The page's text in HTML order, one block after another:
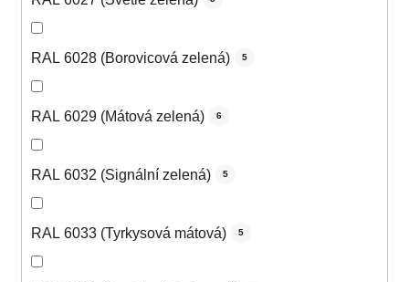
RAL 6028 (Borovicová zelená) 5
RAL 6029 (Mátová zelená) 6
RAL 6032 (Signální zelená) 5
RAL 6033 (Tyrkysová mátová) 5